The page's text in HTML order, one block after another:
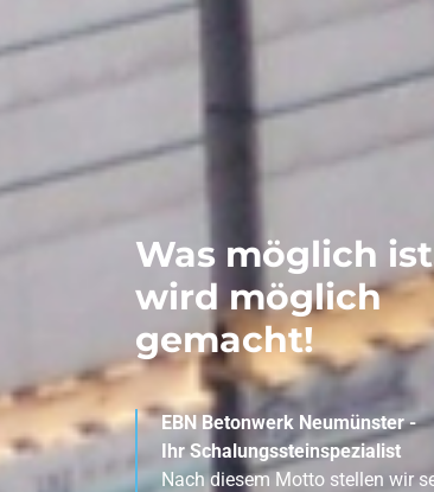
Was möglich
wird möglich
gemacht!
EBN Betonwerk Neumünster -
Ihr Schalungssteinspezialist
Nach diesem Motto stellen wir